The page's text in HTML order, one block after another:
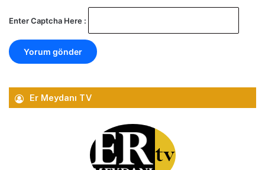
Enter Captcha Here :
Er Meydanı TV